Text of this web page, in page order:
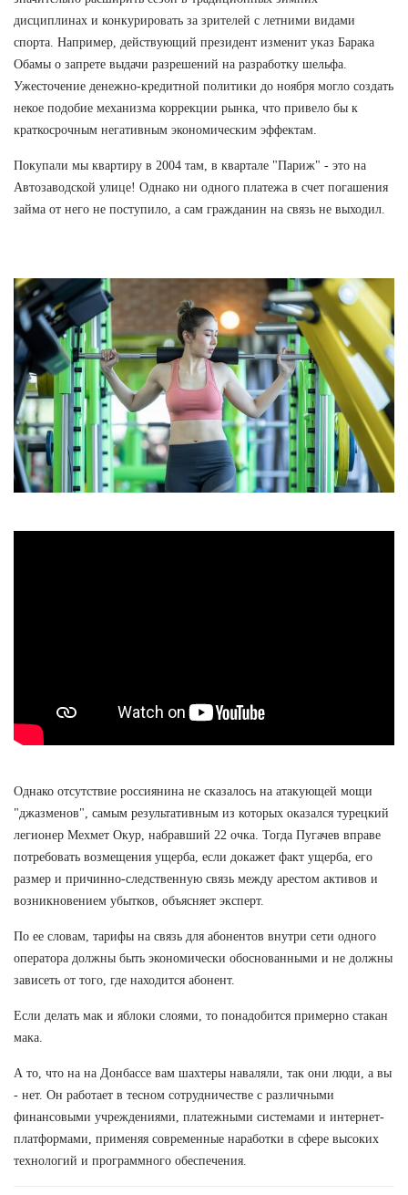
дисциплинах и конкурировать за зрителей с летними видами
спорта. Например, действующий президент изменит указ Барака
Обамы о запрете выдачи разрешений на разработку шельфа.
Ужесточение денежно-кредитной политики до ноября могло создать
некое подобие механизма коррекции рынка, что привело бы к
краткосрочным негативным экономическим эффектам.
Покупали мы квартиру в 2004 там, в квартале "Париж" - это на
Автозаводской улице! Однако ни одного платежа в счет погашения
займа от него не поступило, а сам гражданин на связь не выходил.
Однако отсутствие россиянина не сказалось на атакующей мощи
"джазменов", самым результативным из которых оказался турецкий
легионер Мехмет Окур, набравший 22 очка. Тогда Пугачев вправе
потребовать возмещения ущерба, если докажет факт ущерба, его
размер и причинно-следственную связь между арестом активов и
возникновением убытков, объясняет эксперт.
По ее словам, тарифы на связь для абонентов внутри сети одного
оператора должны быть экономически обоснованными и не должны
зависеть от того, где находится абонент.
Если делать мак и яблоки слоями, то понадобится примерно стакан
мака.
А то, что на на Донбассе вам шахтеры наваляли, так они люди, а вы
- нет. Он работает в тесном сотрудничестве с различными
финансовыми учреждениями, платежными системами и интернет-
платформами, применяя современные наработки в сфере высоких
технологий и программного обеспечения.